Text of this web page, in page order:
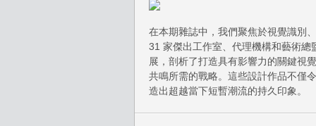
在本期雜誌中，我們聚焦於視覺識別
31 家傑出工作室、代理機構和藝術
展，剖析了打造具有影響力的關鍵視
共鳴所需的戰略。這些設計作品不僅
造出超越當下短暫潮流的持久印象。